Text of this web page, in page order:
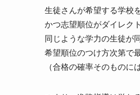
生徒さんが希望する学校
かつ志望順位がダイレク
同じような学力の生徒が
希望順位のつけ方次第で
（合格の確率そのものに